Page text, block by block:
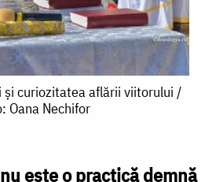
și curiozitatea aflării viitorului /
Oana Nechifor
este o practică demnă